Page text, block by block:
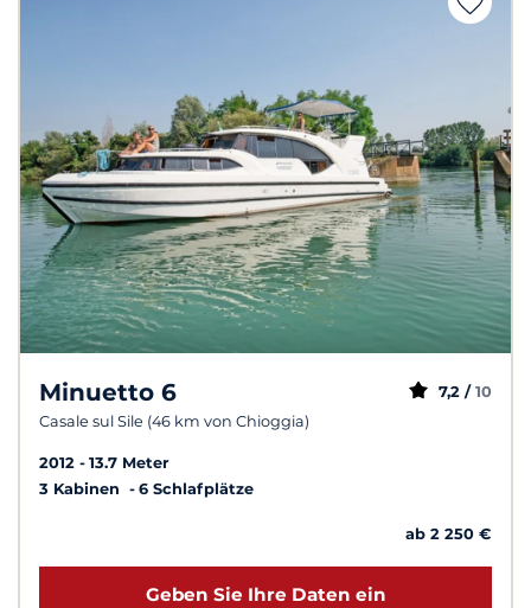
Minuetto 6
Casale sul Sile (46 km von Chioggia)
7,2 / 10
2012
13.7 Meter
3 Kabinen
6 Schlafplätze
ab 2 250 €
Geben Sie Ihre Daten ein